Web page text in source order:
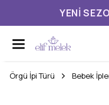
YENI
Örgü İpi Türü Bebek